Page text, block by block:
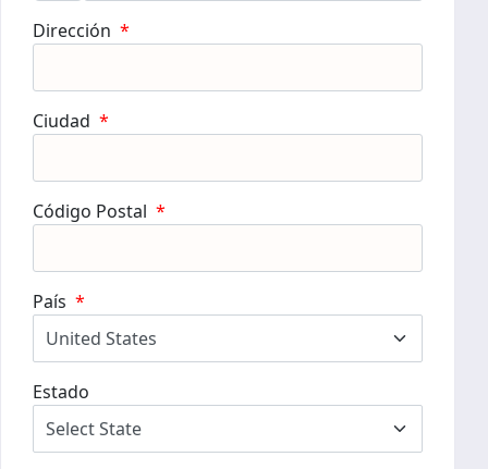
Dirección *
Ciudad *
Código Postal *
País *
Estado